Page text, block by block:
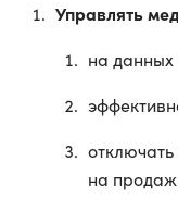
Управлять
на данных
на